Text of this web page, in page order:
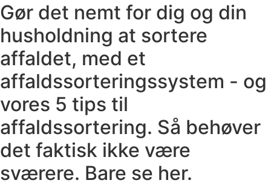
Gør det nemt for dig og din
husholdning at sortere
affaldet, med et
affaldssorteringssystem - og
vores 5 tips til
affaldssortering. Så behøver
det faktisk ikke være
sværere. Bare se her.